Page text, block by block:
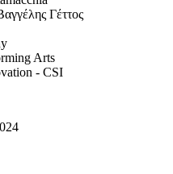
Γέττος
Arts
- CSI